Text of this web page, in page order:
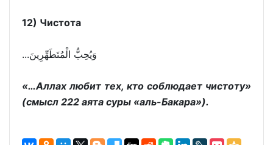
12) Чистота
...وَيُحِبُّ الْمُتَطَهِّرِينَ
«…Аллах любит тех, кто соблюдает чистоту»
(смысл 222 аята суры «аль-Бакара»).